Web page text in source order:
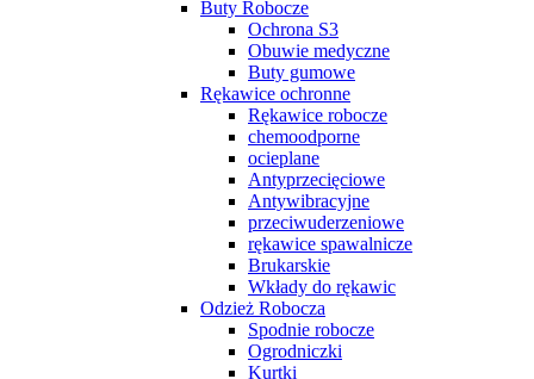
Buty Robocze
Ochrona S3
Obuwie medyczne
Buty gumowe
Rękawice ochronne
Rękawice robocze
chemoodporne
ocieplane
Antyprzecięciowe
Antywibracyjne
przeciwuderzeniowe
rękawice spawalnicze
Brukarskie
Wkłady do rękawic
Odzież Robocza
Spodnie robocze
Ogrodniczki
Kurtki